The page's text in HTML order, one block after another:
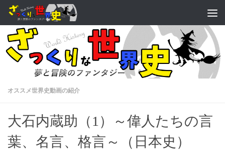
オススメ世界史動画の紹介
大石内蔵助（1）～偉人たちの言
葉、名言、格言～（日本史）